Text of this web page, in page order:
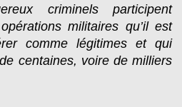
criminels participent
militaires qu’il est
comme légitimes et qui
centaines, voire de milliers